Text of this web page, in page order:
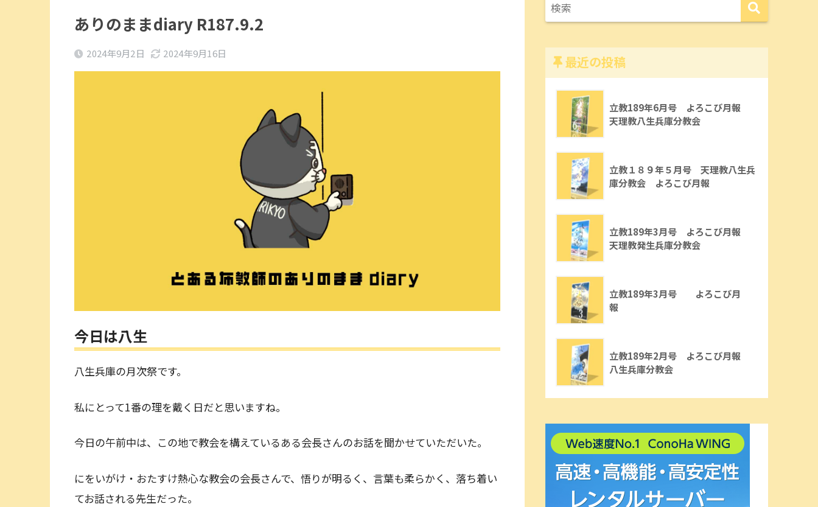
ありのままdiary R187.9.2
2024年9月2日 2024年9月16日
今日は八生
八生兵庫の月次祭です。
私にとって1番の理を戴く日だと思いますね。
今日の午前中は、この地で教会を構えているある会長さんのお話を聞かせていただいた。
にをいがけ・おたすけ熱心な教会の会長さんで、悟りが明るく、言葉も柔らかく、落ち着い
てお話される先生だった。
最近の投稿
立教189年6月号 よろこび月報
天理教八生兵庫分教会
立教１８９年５月号 天理教八生兵
庫分教会 よろこび月報
立教189年3月号 よろこび月報
天理教発生兵庫分教会
立教189年3月号 よろこび月
報
立教189年2月号 よろこび月報
八生兵庫分教会